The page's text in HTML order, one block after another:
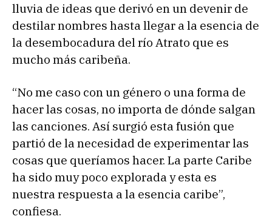
lluvia de ideas que derivó en un devenir de
destilar nombres hasta llegar a la esencia de
la desembocadura del río Atrato que es
mucho más caribeña.
“No me caso con un género o una forma de
hacer las cosas, no importa de dónde salgan
las canciones. Así surgió esta fusión que
partió de la necesidad de experimentar las
cosas que queríamos hacer. La parte Caribe
ha sido muy poco explorada y esta es
nuestra respuesta a la esencia caribe”,
confiesa.